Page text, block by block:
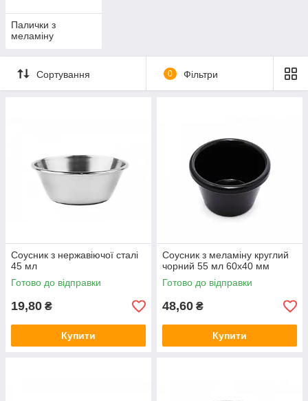
Палички з
меламіну
Сортування 0 Фільтри
Соусник з нержавіючої сталі
45 мл
Готово до відправки
19,80 ₴
Купити
Соусник з меламіну круглий
чорний 55 мл 60x40 мм
Готово до відправки
48,60 ₴
Купити